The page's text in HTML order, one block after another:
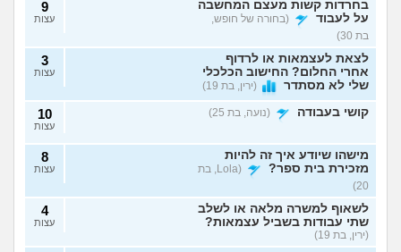
בחרדות קשות מעצם המחשבה
על לעבוד
(בחורה של חופש,
בת 30)
9
עצות
לצאת לעצמאות או לרדוף
אחרי החלום? החישוב הכלכלי
שלי לא מסתדר
(ירין, בת 19)
3
עצות
קושי בעבודה (נועה, בת 25) 10
עצות
מישהו שיודע איך זה להיות
מזכירת בית ספר?
(Lola, בת
20)
8
עצות
לשאוף למשרה מלאה או לשלב
שתי עבודות בשביל עצמאות?
(ירין, בת 19)
4
עצות